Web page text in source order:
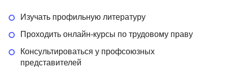
Изучать профильную литературу
Проходить онлайн-курсы по трудовому праву
Консультироваться у профсоюзных
представителей